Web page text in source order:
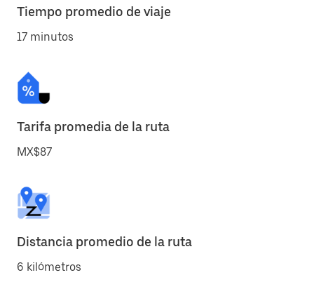
Tiempo promedio de viaje
17 minutos
Tarifa promedia de la ruta
MX$87
Distancia promedio de la ruta
6 kilómetros